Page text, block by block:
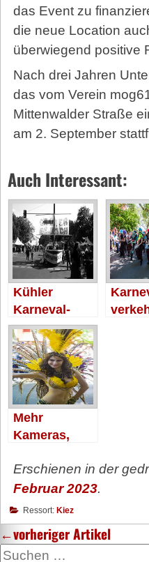
das Event zu
die neue Location
überwiegend positive
Nach drei Jahren
das vom Verein
Mittenwalder Straße
am 2. September
Auch Interessant:
Kühler
Karneval-
Neustart
Mehr
Kameras,
Erschienen in der
Februar 2023.
Ressort: Kiez
←vorheriger Artikel
Suche